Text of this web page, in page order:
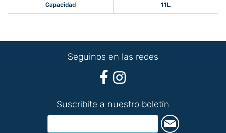
Capacidad 11L
Seguinos en las redes
Suscribite a nuestro boletín